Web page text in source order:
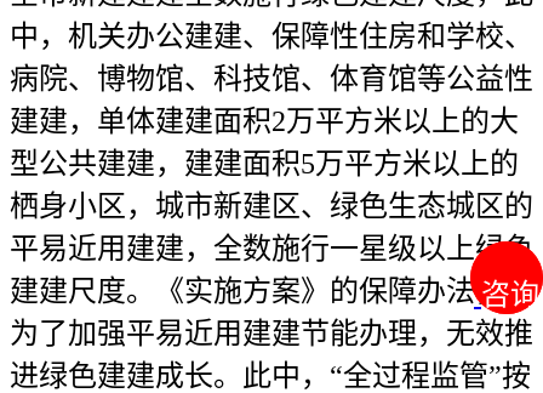
咨询
咨询
中，机关办公建建、保障性住房和学校、
病院、博物馆、科技馆、体育馆等公益性
建建，单体建建面积2万平方米以上的大
型公共建建，建建面积5万平方米以上的
栖身小区，城市新建区、绿色生态城区的
平易近用建建，全数施行一星级以上绿色
建建尺度。《实施方案》的保障办法，是
为了加强平易近用建建节能办理，无效推
进绿色建建成长。此中，“全过程监管”按